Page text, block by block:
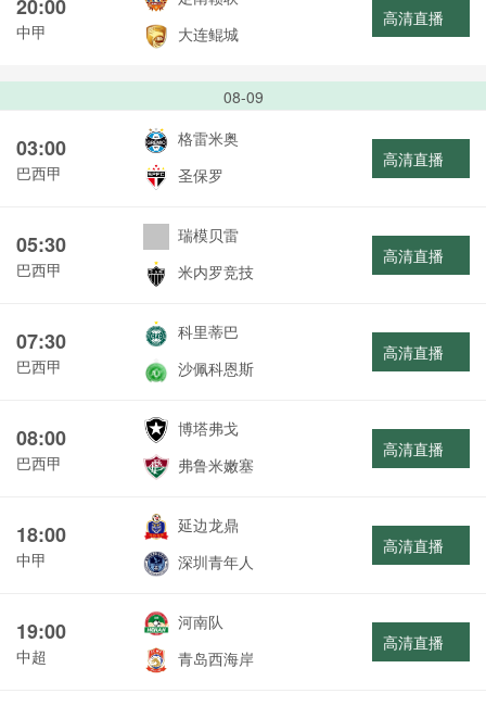
20:00
中甲
大连鲲城
高清直播
08-09
03:00
巴西甲
格雷米奥
圣保罗
高清直播
05:30
巴西甲
瑞模贝雷
米内罗竞技
高清直播
07:30
巴西甲
科里蒂巴
沙佩科恩斯
高清直播
08:00
巴西甲
博塔弗戈
弗鲁米嫩塞
高清直播
18:00
中甲
延边龙鼎
深圳青年人
高清直播
19:00
中超
河南队
青岛西海岸
高清直播